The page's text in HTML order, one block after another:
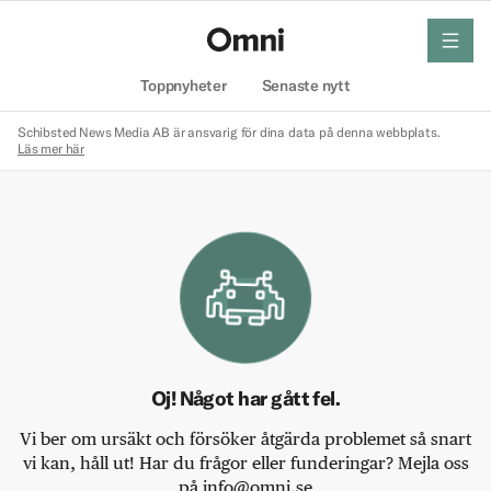
Toppnyheter Senaste nytt
meny
Schibsted News Media AB är ansvarig för dina data på denna webbplats.
Läs mer här
Oj! Något har gått fel.
Vi ber om ursäkt och försöker åtgärda problemet så snart
vi kan, håll ut! Har du frågor eller funderingar? Mejla oss